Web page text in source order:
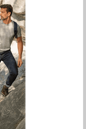
BRÄNDITOOTED
PESUKUIVATISSE